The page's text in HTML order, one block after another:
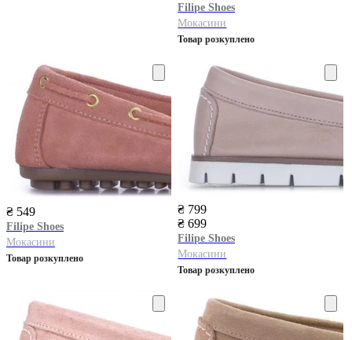
Filipe Shoes
Мокасини
Товар розкуплено
₴ 549
Filipe Shoes
Мокасини
Товар розкуплено
₴ 799
₴ 699
Filipe Shoes
Мокасини
Товар розкуплено